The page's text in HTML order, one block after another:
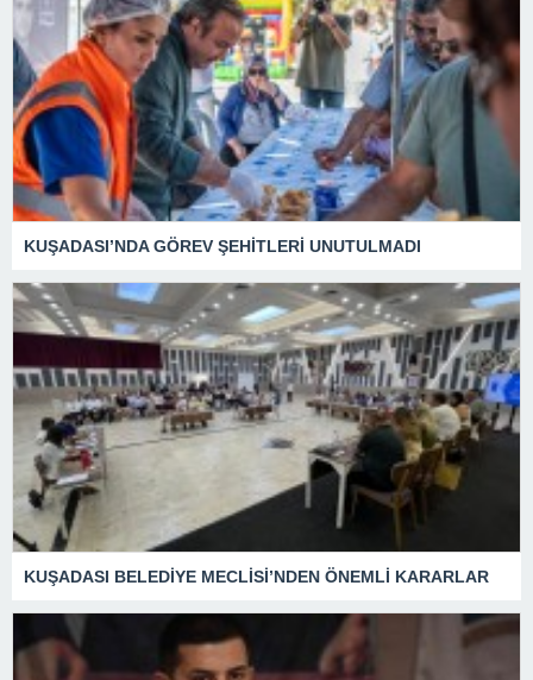
KUŞADASI’NDA GÖREV ŞEHİTLERİ UNUTULMADI
KUŞADASI BELEDİYE MECLİSİ’NDEN ÖNEMLİ KARARLAR